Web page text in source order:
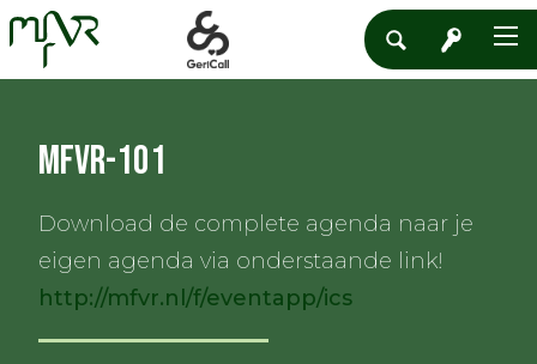
MFVR-101
Download de complete agenda naar je
eigen agenda via onderstaande link!
http://mfvr.nl/f/eventapp/ics